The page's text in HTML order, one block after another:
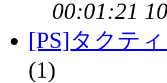
00:01:21
[PS]タクテ
(1)